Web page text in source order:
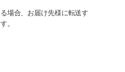
場合、お届け先様に転送す
。